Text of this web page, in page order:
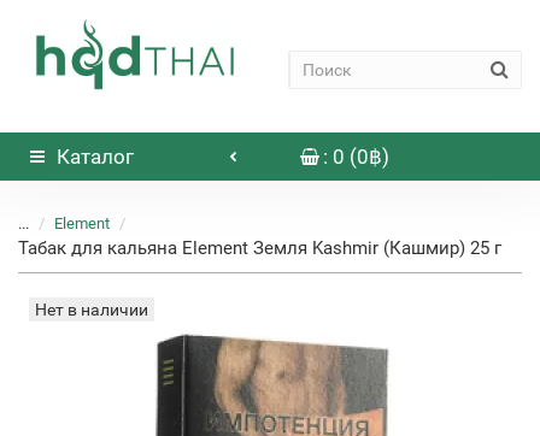
Каталог : 0 (0฿)
... Element
Табак для кальяна Element Земля Kashmir (Кашмир) 25 г
Нет в наличии